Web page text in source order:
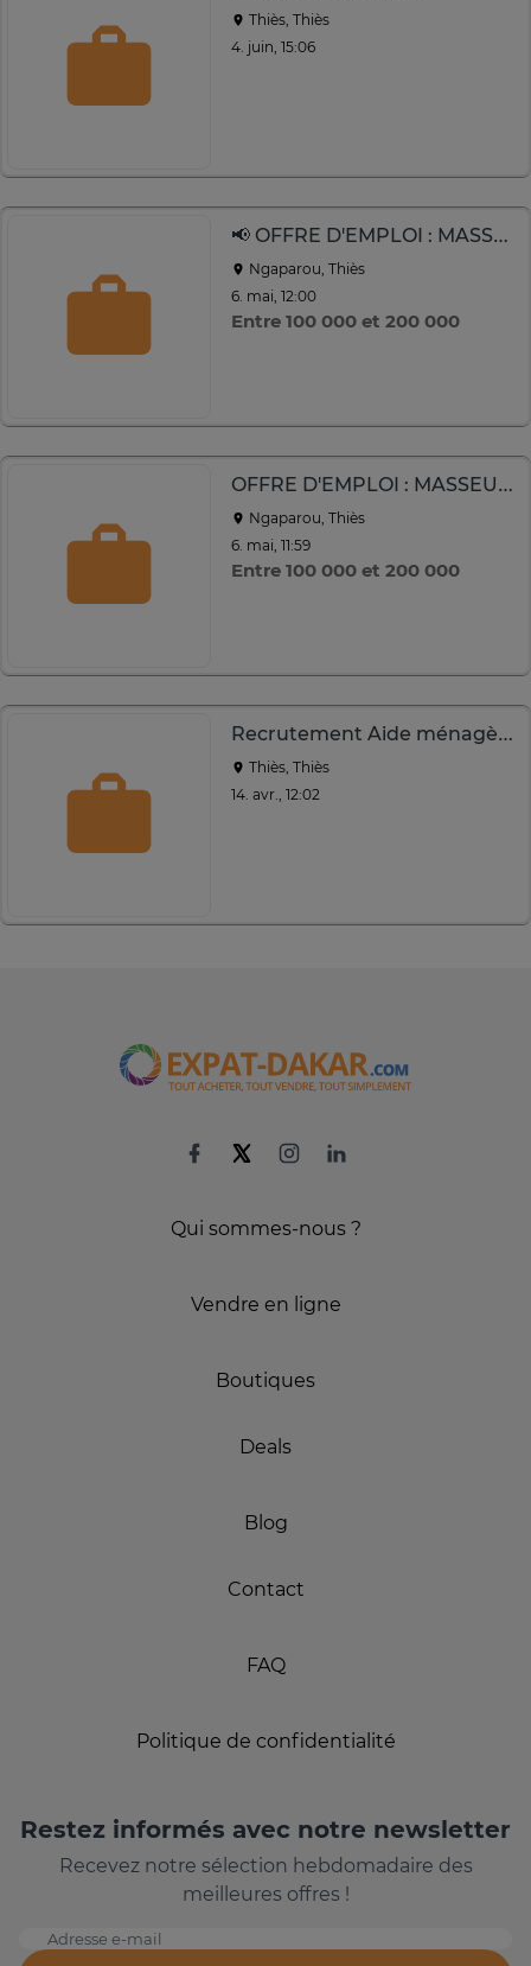
Thiès, Thiès
4. juin, 15:06
📢 OFFRE D'EMPLOI : MASSEUSE, MASSEURE PROFESSIONNELLES (H/F)
Ngaparou, Thiès
6. mai, 12:00
Entre 100 000 et 200 000
OFFRE D'EMPLOI : MASSEUSE, MASSEURE PROFESSIONNELLES (H/F)
Ngaparou, Thiès
6. mai, 11:59
Entre 100 000 et 200 000
Recrutement Aide ménagère
Thiès, Thiès
14. avr., 12:02
Qui sommes-nous ?
Vendre en ligne
Boutiques
Deals
Blog
Contact
FAQ
Politique de confidentialité
Restez informés avec notre newsletter
Recevez notre sélection hebdomadaire des
meilleures offres !
Adresse e-mail